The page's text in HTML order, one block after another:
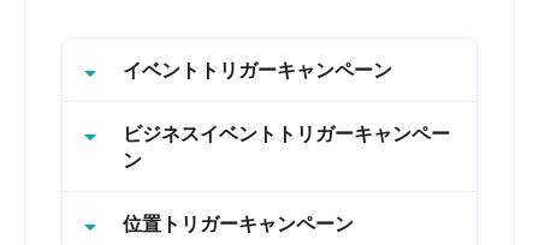
arrow_drop_down イベントトリガーキャンペーン
arrow_drop_down
ビジネスイベントトリガーキャンペー
ン
arrow_drop_down 位置トリガーキャンペーン